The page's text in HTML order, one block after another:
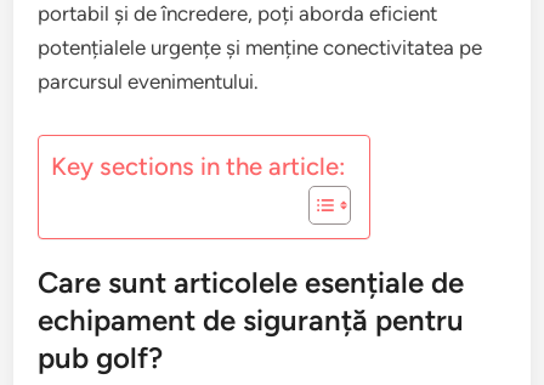
portabil și de încredere, poți aborda eficient
potențialele urgențe și menține conectivitatea pe
parcursul evenimentului.
Key sections in the article:
Care sunt articolele esențiale de
echipament de siguranță pentru
pub golf?